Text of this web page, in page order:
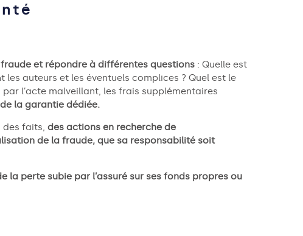
et répondre à différentes questions : Quelle est
auteurs et les éventuels complices ? Quel est le
l’acte malveillant, les frais supplémentaires
la garantie dédiée.
des faits, des actions en recherche de
de la fraude, que sa responsabilité soit
la perte subie par l’assuré sur ses fonds propres ou